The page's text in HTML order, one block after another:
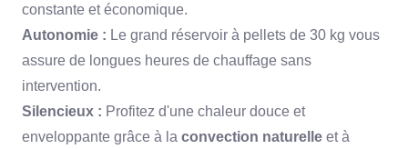
constante et économique.
Autonomie : Le grand réservoir à pellets de 30 kg vous
assure de longues heures de chauffage sans
intervention.
Silencieux : Profitez d'une chaleur douce et
enveloppante grâce à la convection naturelle et à